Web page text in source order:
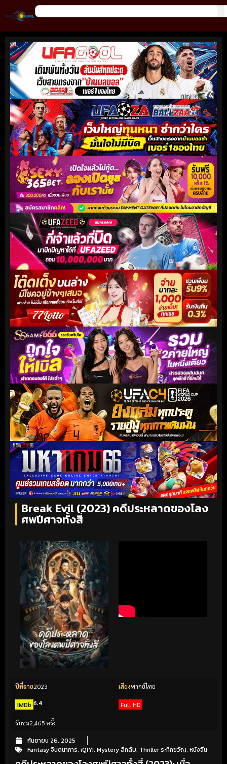
Break Evil (2023) คดีประหลาดของโลง
ศพปีศาจทั้งสี่
ปีที่ฉาย2023 เสียงพากย์ไทย
IMDb 6.4 Full HD
รับชม2,465 ครั้ง
กันยายน 26, 2025
Fantasy จินตนาการ, iQIYI, Mystery ลึกลับ, Thriller ระทึกขวัญ, หนังจีน